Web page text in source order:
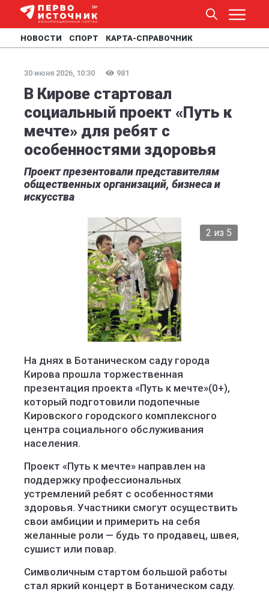
НОВОСТИ СПОРТ КАРТА-СПРАВОЧНИК
30 июня 2026, 10:30 981
В Кирове стартовал
социальный проект «Путь к
мечте» для ребят с
особенностями здоровья
Проект презентовали представителям
общественных организаций, бизнеса и
искусства
2 из 5
Социальное развитие Кировской области
На днях в Ботаническом саду города
Кирова прошла торжественная
презентация проекта «Путь к мечте»(0+),
который подготовили подопечные
Кировского городского комплексного
центра социального обслуживания
населения.
Проект «Путь к мечте» направлен на
поддержку профессиональных
устремлений ребят с особенностями
здоровья. Участники смогут осуществить
свои амбиции и примерить на себя
желанные роли — будь то продавец, швея,
сушист или повар.
Символичным стартом большой работы
стал яркий концерт в Ботаническом саду.